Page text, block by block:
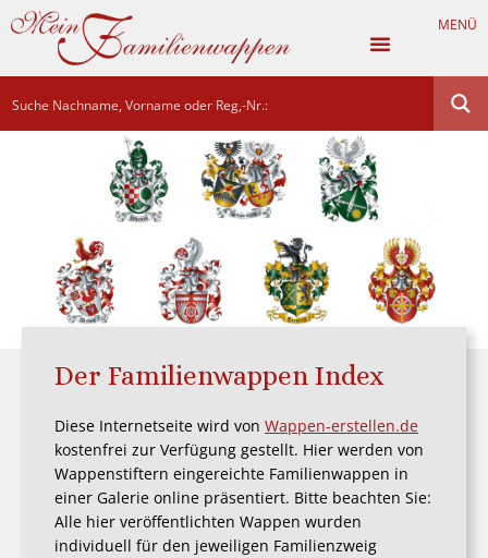
MENÜ
Der Familienwappen Index
Diese Internetseite wird von Wappen-erstellen.de
kostenfrei zur Verfügung gestellt. Hier werden von
Wappenstiftern eingereichte Familienwappen in
einer Galerie online präsentiert. Bitte beachten Sie:
Alle hier veröffentlichten Wappen wurden
individuell für den jeweiligen Familienzweig